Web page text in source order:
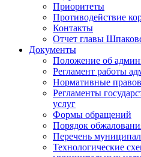
Приоритеты
Противодействие
Контакты
Отчет главы
Документы
Положение об
Регламент работы
Нормативные
Регламенты
услуг
Формы обращений
Порядок
Перечень
Технологические